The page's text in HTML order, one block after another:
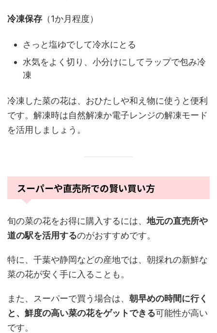
冷凍保存 （1か月程度）
さっと塩ゆでして冷水にとる
水気をよく切り、小分けにしてラップで包み冷
凍
冷凍した菜の花は、おひたしや和え物に使うと便利
です。解凍時は自然解凍か電子レンジの解凍モード
を活用しましょう。
スーパーや直売所での賢い買い方
旬の菜の花をお得に購入するには、地元の直売所や
道の駅を活用するのがおすすめです。
特に、千葉や静岡などの産地では、朝採れの新鮮な
菜の花が安く手に入ることも。
また、スーパーで買う場合は、 朝早めの時間に行く
と、鮮度の高い菜の花をゲットできる可能性が高い
です。